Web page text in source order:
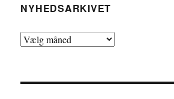
NYHEDSARKIVET
Nyhedsarkivet